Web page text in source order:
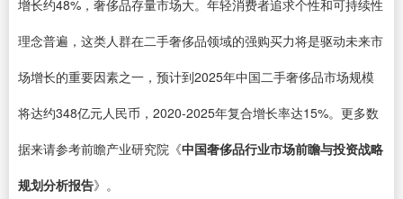
增长约48%，奢侈品存量市场大。年轻消费者追求个性和可持续性
理念普遍，这类人群在二手奢侈品领域的强购买力将是驱动未来市
场增长的重要因素之一，预计到2025年中国二手奢侈品市场规模
将达约348亿元人民币，2020-2025年复合增长率达15%。更多数
据来请参考前瞻产业研究院《中国奢侈品行业市场前瞻与投资战略
规划分析报告》。